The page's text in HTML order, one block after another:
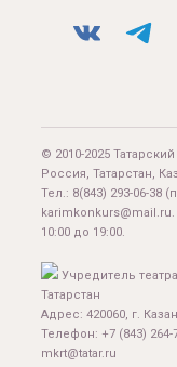
© 2010-2025
Россия, Татарстан,
Тел.: 8(843) 293-06-38
karimkonkurs@mail.ru.
10:00 до 19:00.
Учредитель
Татарстан
Адрес: 420060, г.
Телефон: +7 (843) 264-
mkrt@tatar.ru